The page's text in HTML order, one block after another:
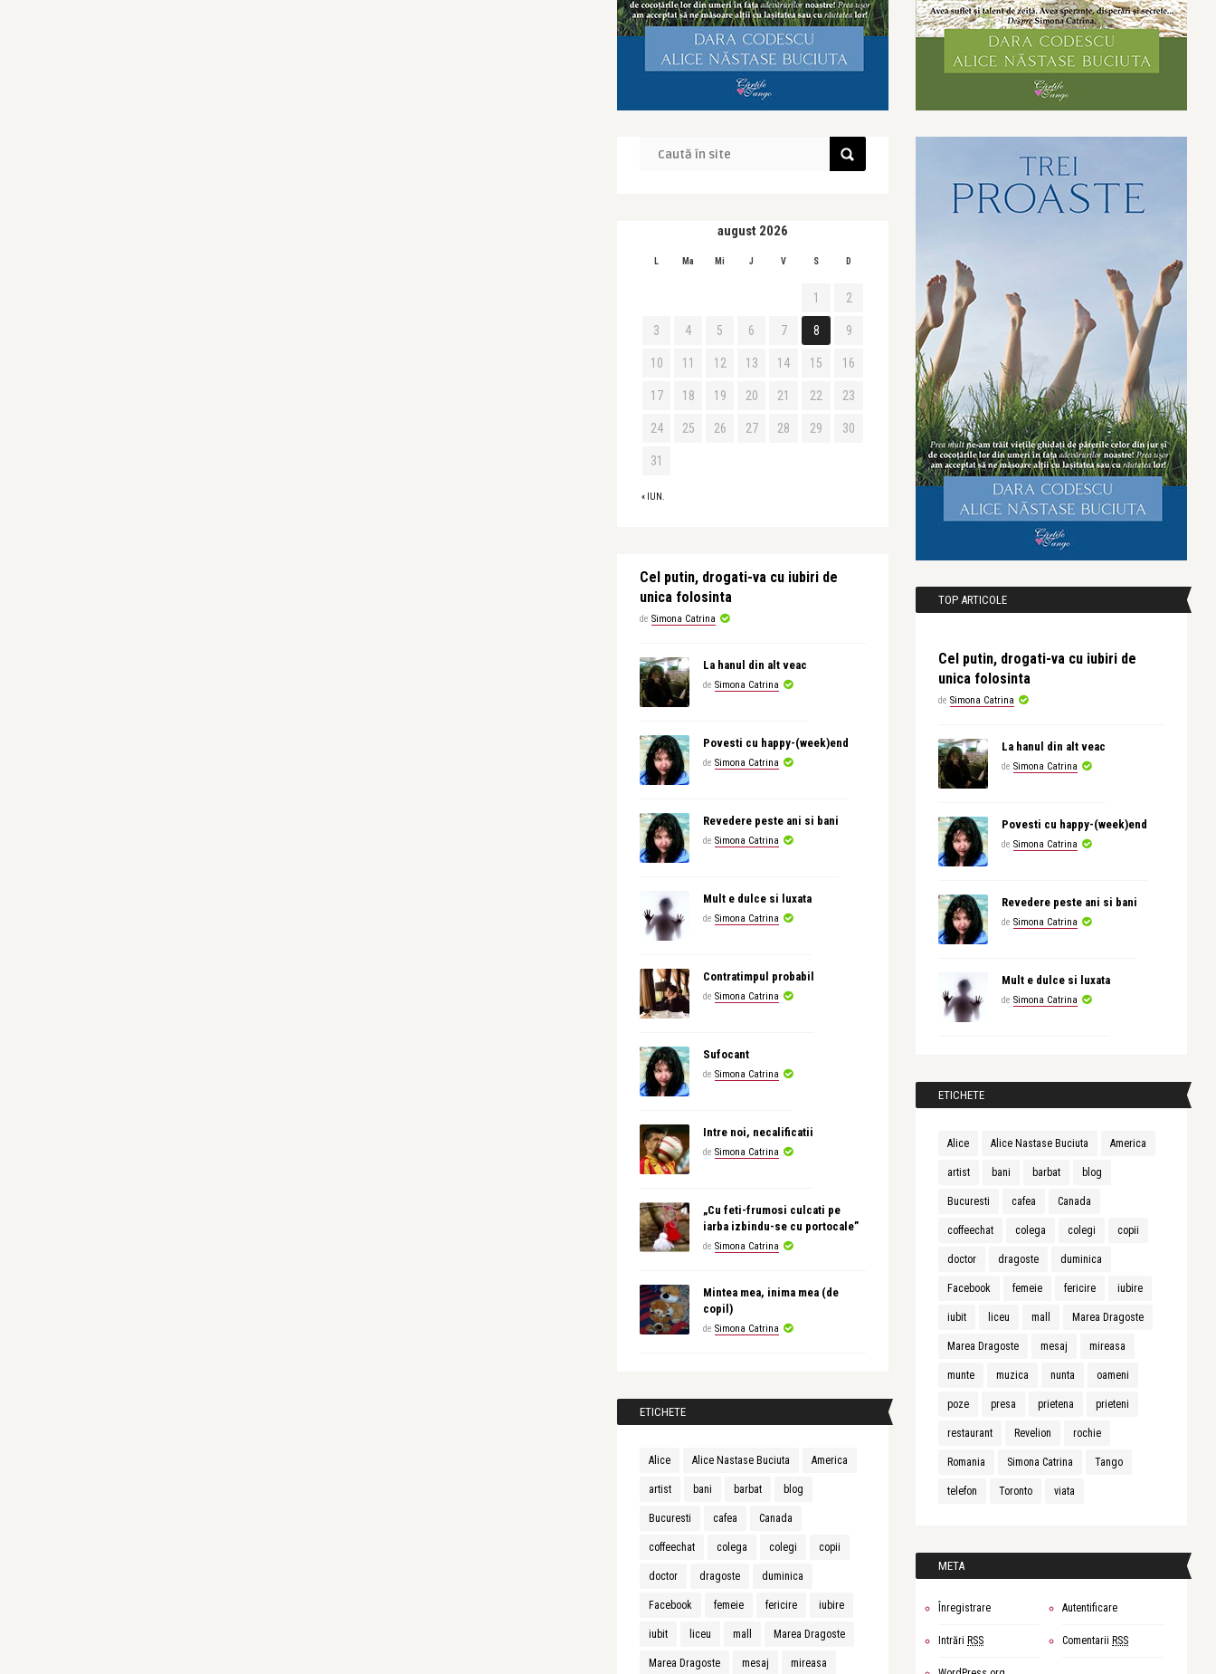
august 2026
L Ma Mi J V S D
« IUN.
1 2
3 4 5 6 7 8 9
10 11 12 13 14 15 16
17 18 19 20 21 22 23
24 25 26 27 28 29 30
31
Cel putin, drogati-va cu iubiri de
unica folosinta
de Simona Catrina
La hanul din alt veac
de Simona Catrina
Povesti cu happy-(week)end
de Simona Catrina
Revedere peste ani si bani
de Simona Catrina
Mult e dulce si luxata
de Simona Catrina
Contratimpul probabil
de Simona Catrina
Sufocant
de Simona Catrina
Intre noi, necalificatii
de Simona Catrina
„Cu feti-frumosi culcati pe
iarba izbindu-se cu portocale”
de Simona Catrina
Mintea mea, inima mea (de
copil)
de Simona Catrina
ETICHETE
Alice Alice Nastase Buciuta America
artist bani barbat blog
Bucuresti cafea Canada
coffeechat colega colegi copii
doctor dragoste duminica
Facebook femeie fericire iubire
iubit liceu mall Marea Dragoste
Marea Dragoste mesaj mireasa
TOP ARTICOLE
Cel putin, drogati-va cu iubiri de
unica folosinta
de Simona Catrina
La hanul din alt veac
de Simona Catrina
Povesti cu happy-(week)end
de Simona Catrina
Revedere peste ani si bani
de Simona Catrina
Mult e dulce si luxata
de Simona Catrina
ETICHETE
Alice Alice Nastase Buciuta America
artist bani barbat blog
Bucuresti cafea Canada
coffeechat colega colegi copii
doctor dragoste duminica
Facebook femeie fericire iubire
iubit liceu mall Marea Dragoste
Marea Dragoste mesaj mireasa
munte muzica nunta oameni
poze presa prietena prieteni
restaurant Revelion rochie
Romania Simona Catrina Tango
telefon Toronto viata
META
Înregistrare Autentificare
Intrări RSS Comentarii RSS